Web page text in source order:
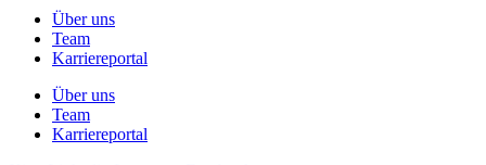
Über uns
Team
Karriereportal
Über uns
Team
Karriereportal